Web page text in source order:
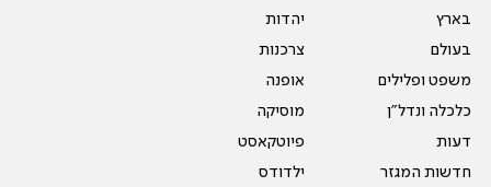
בארץ
בעולם
משפט ופלילים
כלכלה ונדל"ן
דעות
חדשות המגזר
יהדות
צרכנות
אופנה
מוסיקה
פיוטקאסט
ילדודס